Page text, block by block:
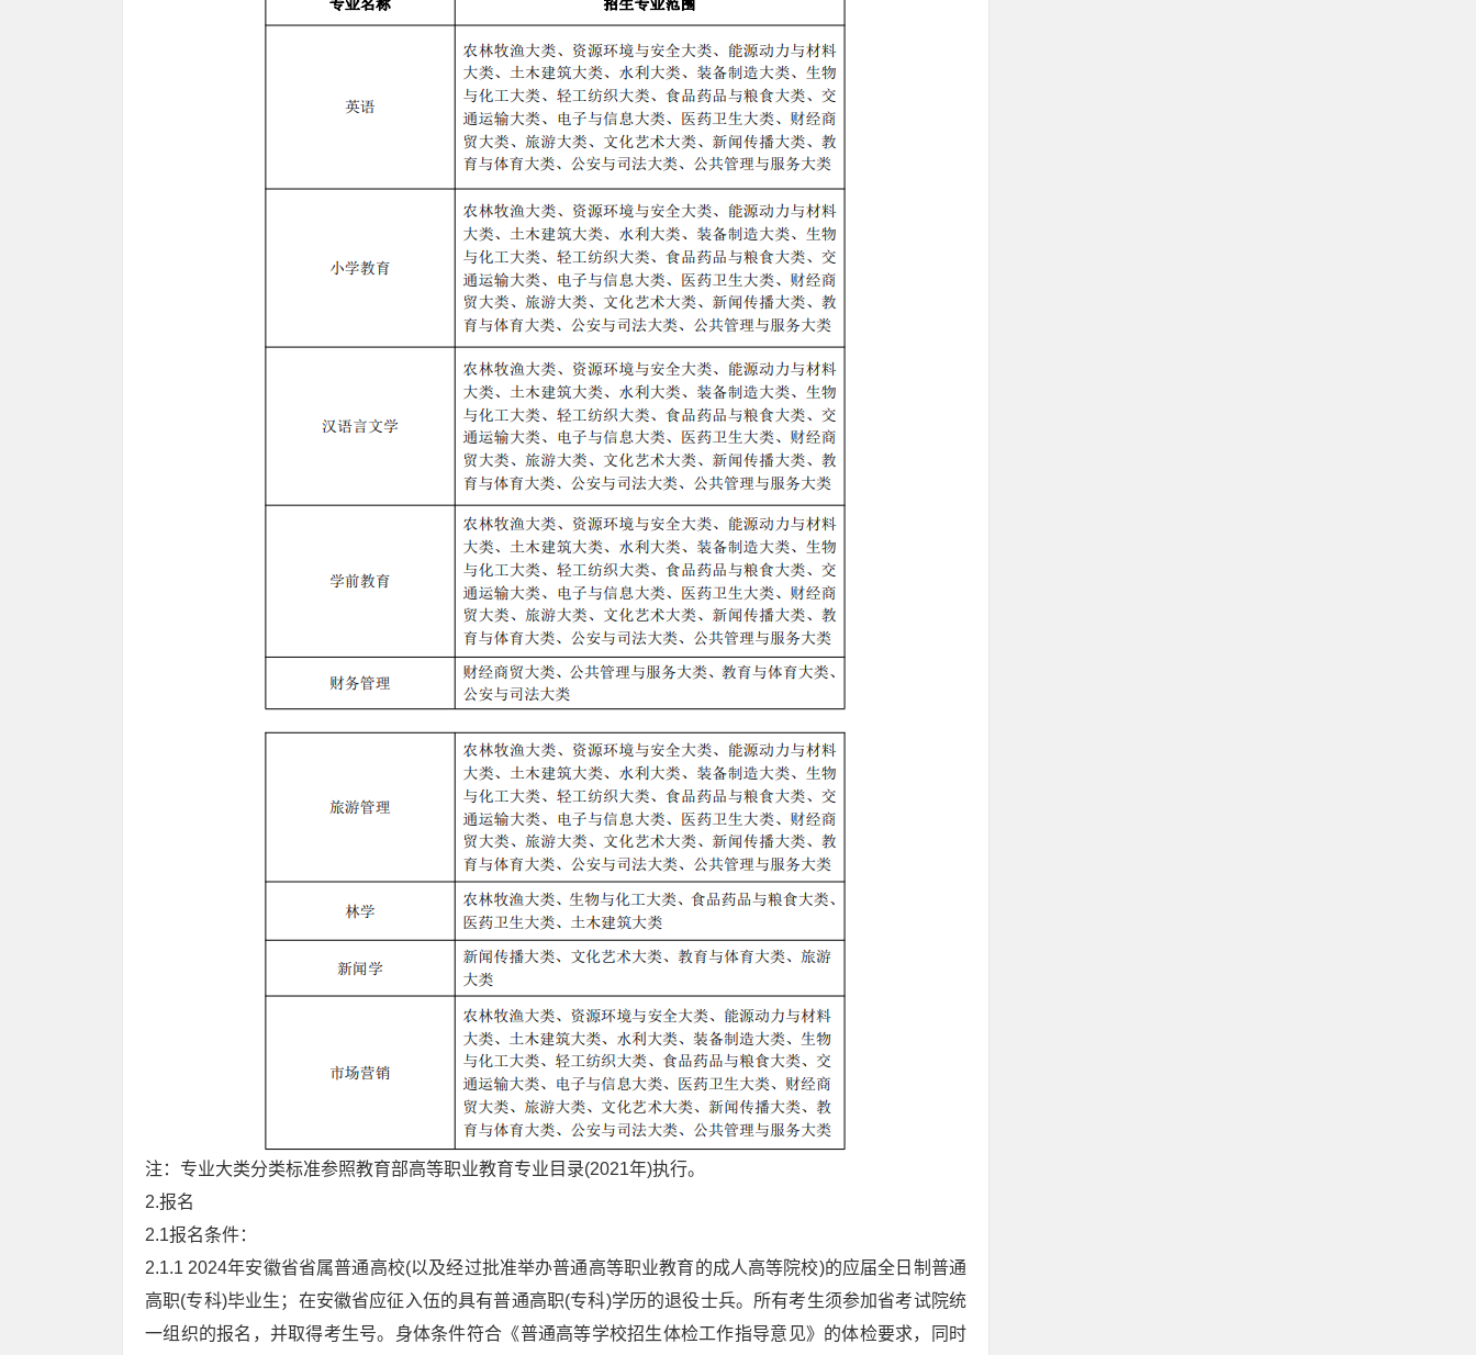
注：专业大类分类标准参照教育部高等职业教育专业目录(2021年)执行。
2.报名
2.1报名条件：
2.1.1 2024年安徽省省属普通高校(以及经过批准举办普通高等职业教育的成人高等院校)的应届全日制普通
高职(专科)毕业生；在安徽省应征入伍的具有普通高职(专科)学历的退役士兵。所有考生须参加省考试院统
一组织的报名，并取得考生号。身体条件符合《普通高等学校招生体检工作指导意见》的体检要求，同时